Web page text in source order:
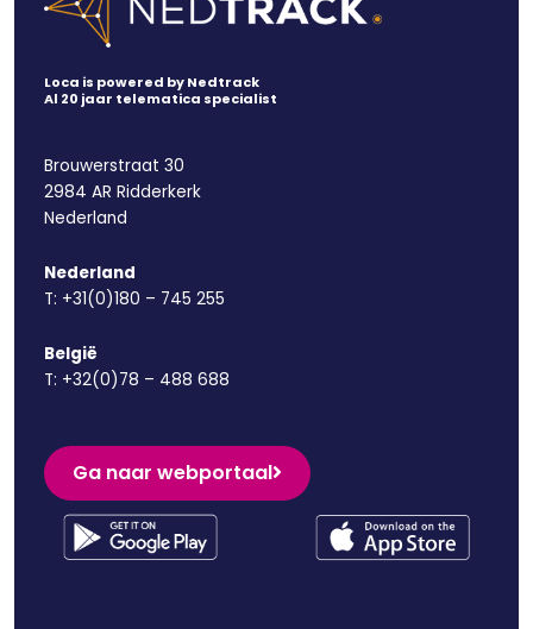
Loca is powered by Nedtrack
Al 20 jaar telematica specialist
Brouwerstraat 30
2984 AR Ridderkerk
Nederland
Nederland
T: +31(0)180 – 745 255
België
T: +32(0)78 – 488 688
Ga naar webportaal